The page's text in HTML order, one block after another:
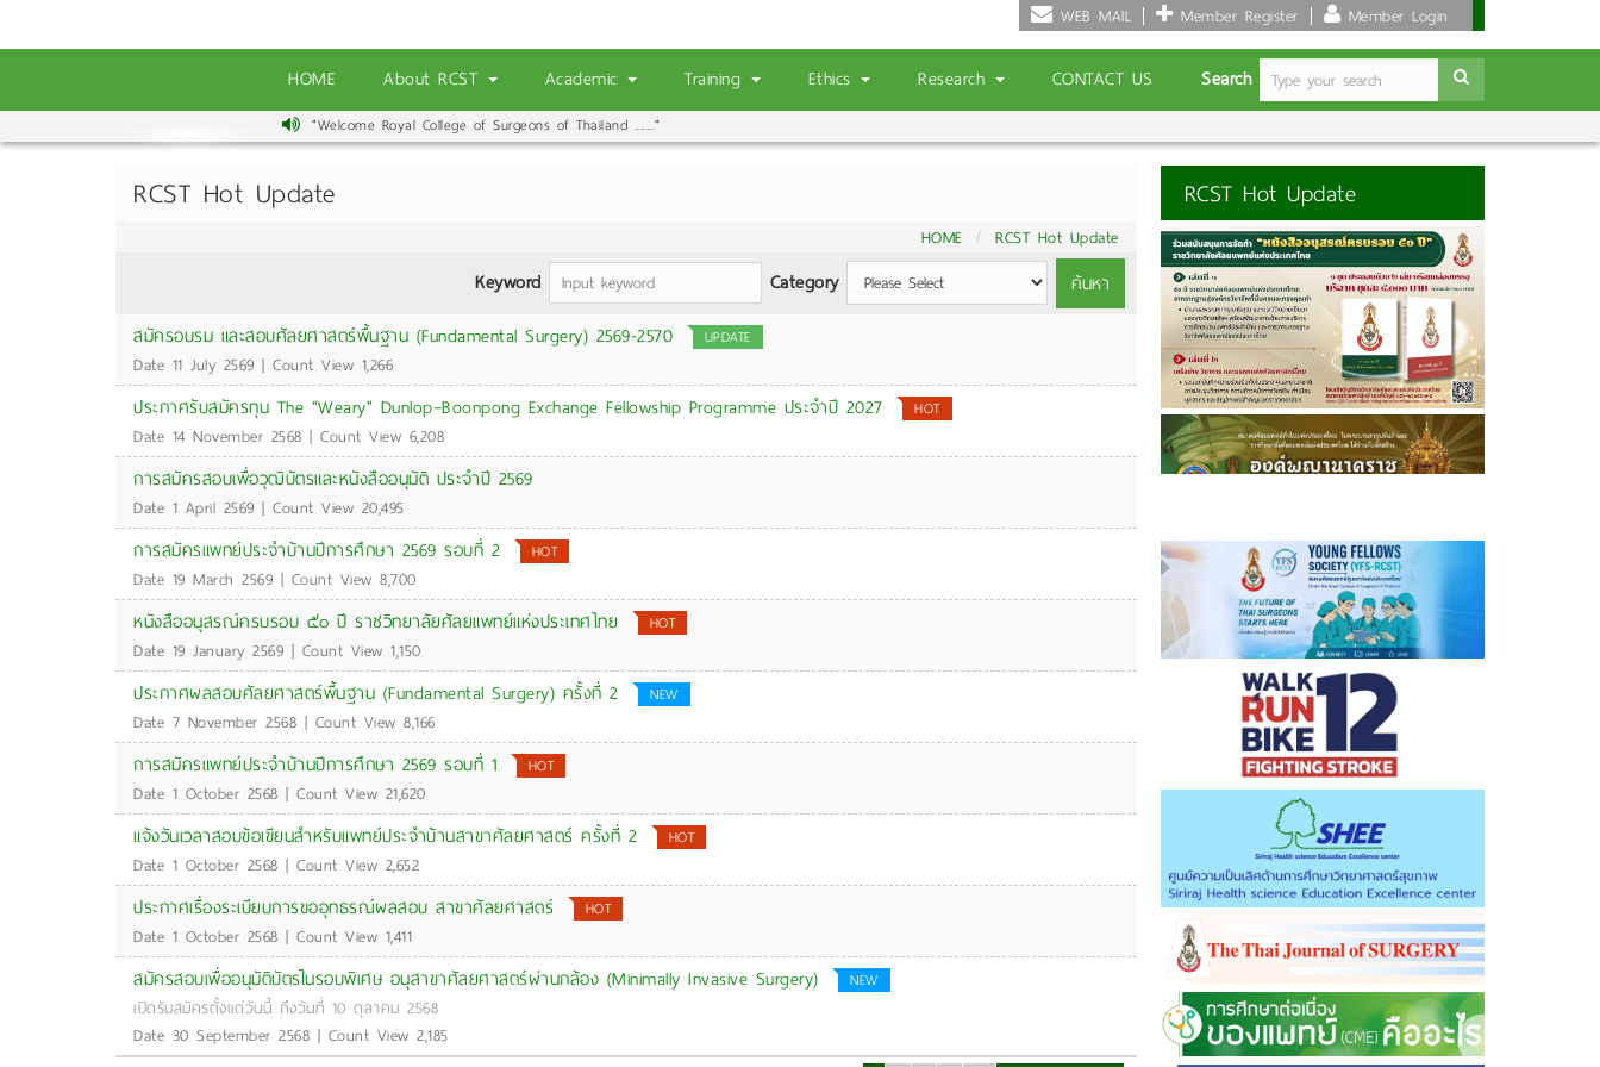
WEB MAIL Member Register Member Login
HOME About RCST Academic Training Ethics Research CONTACT US Search
"Welcome Royal College of Surgeons of Thailand ......."
RCST Hot Update
HOME RCST Hot Update
Keyword Category
ค้นหา
สมัครอบรม และสอบศัลยศาสตร์พื้นฐาน (Fundamental Surgery) 2569-2570
UPDATE
Date 11 July 2569 | Count View 1,266
ประกาศรับสมัครทุน The “Weary" Dunlop–Boonpong Exchange Fellowship Programme ประจำปี 2027 HOT
Date 14 November 2568 | Count View 6,208
การสมัครสอบเพื่อวุฒิบัตรและหนังสืออนุมัติ ประจำปี 2569
Date 1 April 2569 | Count View 20,495
การสมัครแพทย์ประจำบ้านปีการศึกษา 2569 รอบที่ 2 HOT
Date 19 March 2569 | Count View 8,700
หนังสืออนุสรณ์ครบรอบ ๕๐ ปี ราชวิทยาลัยศัลยแพทย์แห่งประเทศไทย HOT
Date 19 January 2569 | Count View 1,150
ประกาศผลสอบศัลยศาสตร์พื้นฐาน (Fundamental Surgery) ครั้งที่ 2 NEW
Date 7 November 2568 | Count View 8,166
การสมัครแพทย์ประจำบ้านปีการศึกษา 2569 รอบที่ 1 HOT
Date 1 October 2568 | Count View 21,620
แจ้งวันเวลาสอบข้อเขียนสำหรับแพทย์ประจำบ้านสาขาศัลยศาสตร์ ครั้งที่ 2 HOT
Date 1 October 2568 | Count View 2,652
ประกาศเรื่องระเบียบการขออุทธรณ์ผลสอบ สาขาศัลยศาสตร์ HOT
Date 1 October 2568 | Count View 1,411
สมัครสอบเพื่ออนุมัติบัตรในรอบพิเศษ อนุสาขาศัลยศาสตร์ผ่านกล้อง (Minimally Invasive Surgery) NEW
เปิดรับสมัครตั้งแต่วันนี้ ถึงวันที่ 10 ตุลาคม 2568
Date 30 September 2568 | Count View 2,185
RCST Hot Update